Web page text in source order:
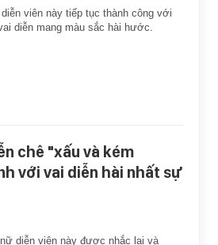
diễn viên này tiếp tục thành công với
diễn mang màu sắc hài hước.
chê "xấu và kém
với vai diễn hài nhất sự
diễn viên này được nhắc lại và